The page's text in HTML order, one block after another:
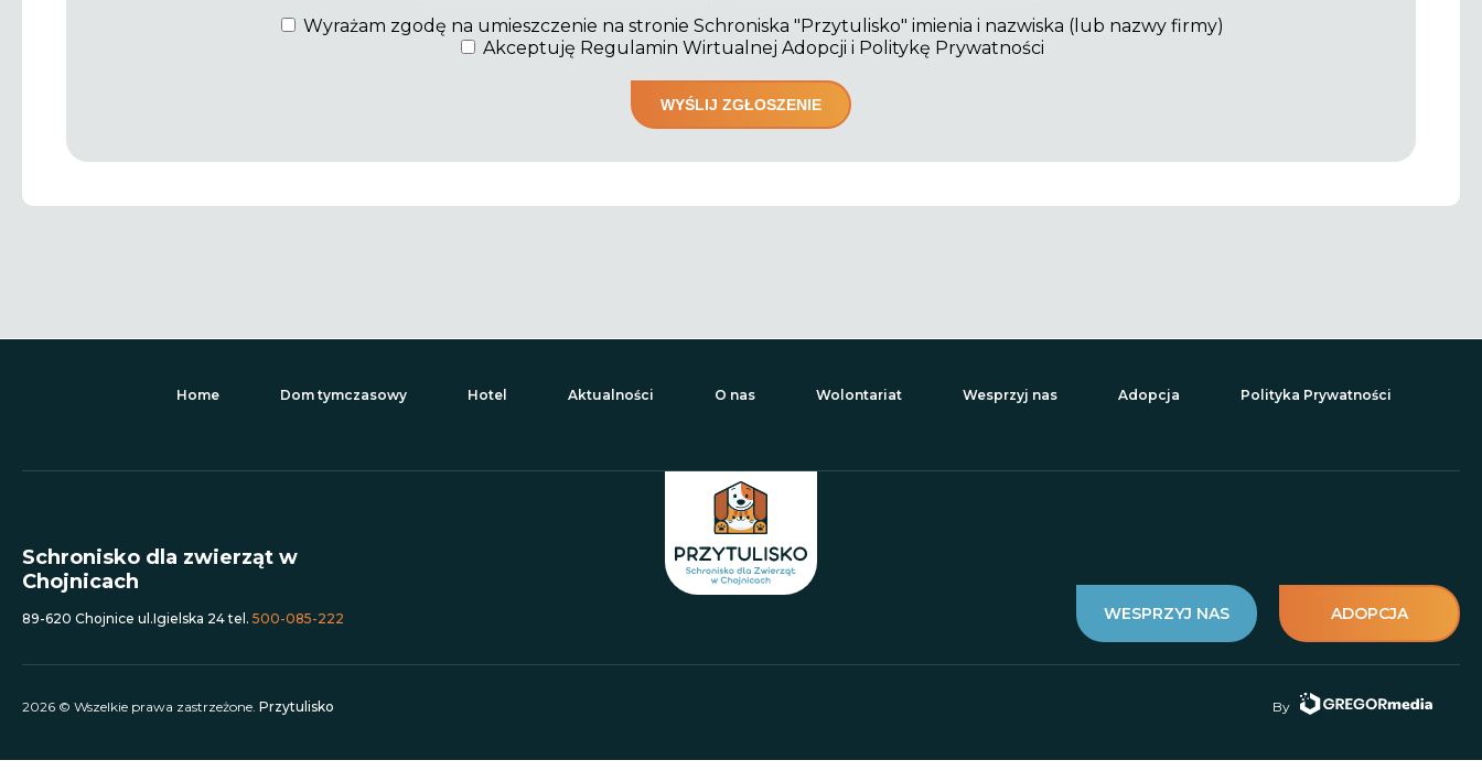
Wyrażam zgodę na umieszczenie na stronie Schroniska "Przytulisko" imienia i nazwiska (lub nazwy firmy)
Akceptuję Regulamin Wirtualnej Adopcji i Politykę Prywatności
Home Dom tymczasowy Hotel Aktualności O nas Wolontariat Wesprzyj nas Adopcja Polityka Prywatności
Schronisko dla zwierząt w
Chojnicach
89-620 Chojnice ul.Igielska 24 tel. 500-085-222 ADOPCJA
WESPRZYJ NAS
2026 © Wszelkie prawa zastrzeżone. Przytulisko By